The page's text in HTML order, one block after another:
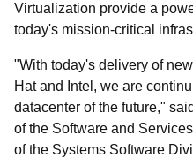
Virtualization provide a
today's mission-critical
"With today's delivery of
Hat and Intel, we are
datacenter of the future,"
of the Software and
of the Systems Software